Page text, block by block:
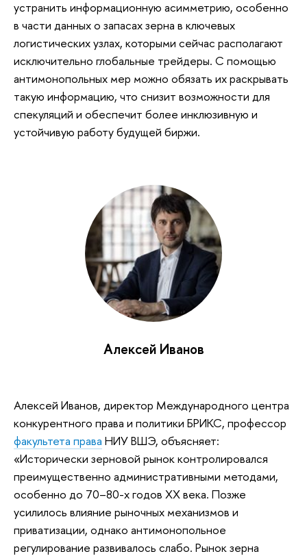
устранить информационную асимметрию, особенно
в части данных о запасах зерна в ключевых
логистических узлах, которыми сейчас располагают
исключительно глобальные трейдеры. С помощью
антимонопольных мер можно обязать их раскрывать
такую информацию, что снизит возможности для
спекуляций и обеспечит более инклюзивную и
устойчивую работу будущей биржи.
Алексей Иванов
Алексей Иванов, директор Международного центра
конкурентного права и политики БРИКС, профессор
факультета права НИУ ВШЭ, объясняет:
«Исторически зерновой рынок контролировался
преимущественно административными методами,
особенно до 70–80-х годов XX века. Позже
усилилось влияние рыночных механизмов и
приватизации, однако антимонопольное
регулирование развивалось слабо. Рынок зерна